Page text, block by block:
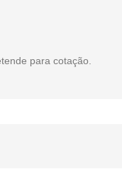
para cotação.